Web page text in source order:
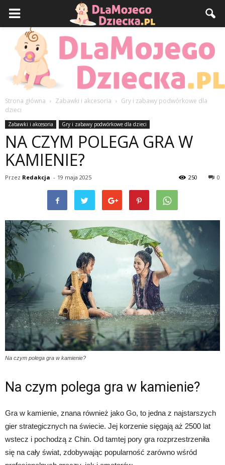
Strona główna Zabawki i akcesoria
Gry i zabawy podwórkowe dla
dzieci
Zabawki i akcesoria Gry i zabawy podwórkowe dla dzieci
NA CZYM POLEGA GRA W
KAMIENIE?
Przez Redakcja - 19 maja 2025 0
250
Na czym polega gra w kamienie?
Na czym polega gra w kamienie?
Gra w kamienie, znana również jako Go, to jedna z najstarszych
gier strategicznych na świecie. Jej korzenie sięgają aż 2500 lat
wstecz i pochodzą z Chin. Od tamtej pory gra rozprzestrzeniła
się na cały świat, zdobywając popularność zarówno wśród